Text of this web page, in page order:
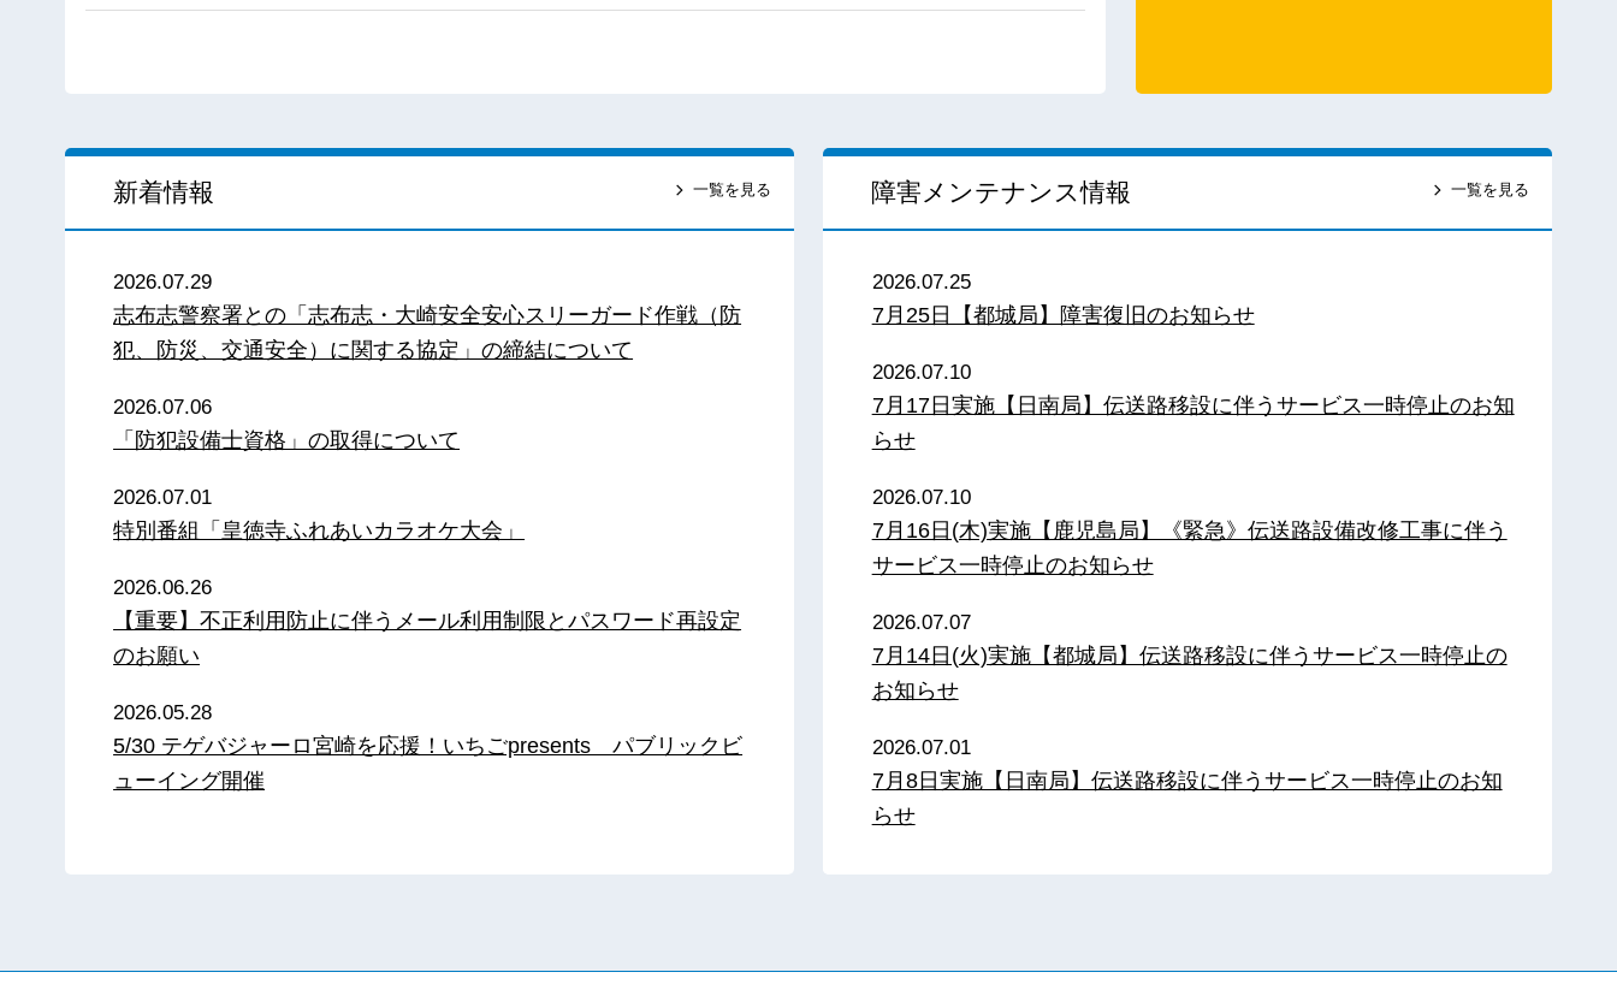
新着情報 一覧を見る
2026.07.29
志布志警察署との「志布志・大崎安全安心スリーガード作戦（防
犯、防災、交通安全）に関する協定」の締結について
2026.07.06
「防犯設備士資格」の取得について
2026.07.01
特別番組「皇徳寺ふれあいカラオケ大会」
2026.06.26
【重要】不正利用防止に伴うメール利用制限とパスワード再設定
のお願い
2026.05.28
5/30 テゲバジャーロ宮崎を応援！いちごpresents パブリックビ
ューイング開催
障害メンテナンス情報 一覧を見る
2026.07.25
7月25日【都城局】障害復旧のお知らせ
2026.07.10
7月17日実施【日南局】伝送路移設に伴うサービス一時停止のお知
らせ
2026.07.10
7月16日(木)実施【鹿児島局】《緊急》伝送路設備改修工事に伴う
サービス一時停止のお知らせ
2026.07.07
7月14日(火)実施【都城局】伝送路移設に伴うサービス一時停止の
お知らせ
2026.07.01
7月8日実施【日南局】伝送路移設に伴うサービス一時停止のお知
らせ